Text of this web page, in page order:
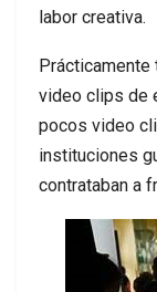
labor creativa.
video clips de
pocos video
instituciones
contrataban a